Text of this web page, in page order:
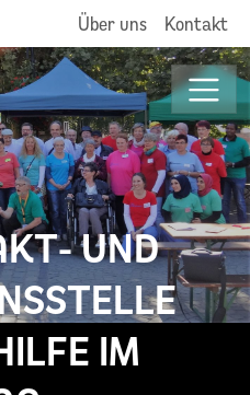
Über uns Kontakt
UND
IM